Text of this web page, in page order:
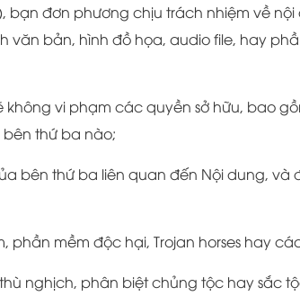
bạn đơn phương chịu trách nhiệm về
bản, hình đồ họa, audio file, hay
vi phạm các quyền sở hữu, bao
thứ ba nào;
bên thứ ba liên quan đến Nội dung,
phần mềm độc hại, Trojan horses hay
nghịch, phân biệt chủng tộc hay sắc